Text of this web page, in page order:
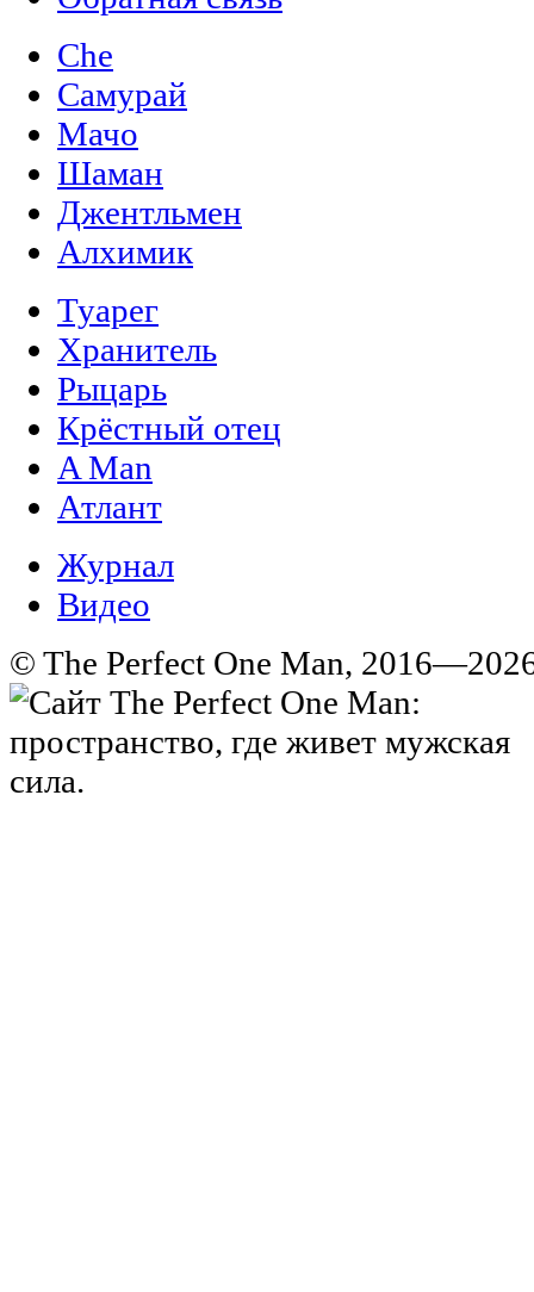
Che
Самурай
Мачо
Шаман
Джентльмен
Алхимик
Туарег
Хранитель
Рыцарь
Крёстный отец
A Man
Атлант
Журнал
Видео
© The Perfect One Man,